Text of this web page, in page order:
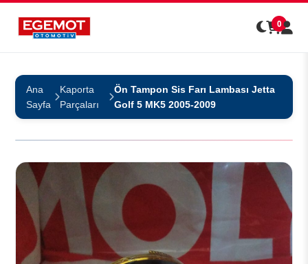
0
Ana
Sayfa
Kaporta
Parçaları
Ön Tampon Sis Farı Lambası Jetta
Golf 5 MK5 2005-2009